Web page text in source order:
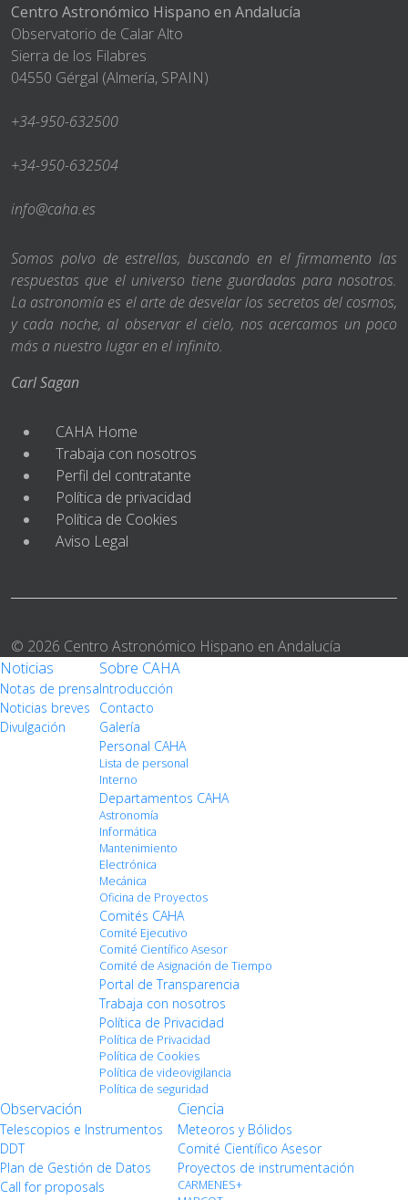
Centro Astronómico Hispano en Andalucía
Observatorio de Calar Alto
Sierra de los Filabres
04550 Gérgal (Almería, SPAIN)
+34-950-632500
+34-950-632504
info@caha.es
Somos polvo de estrellas, buscando en el firmamento las
respuestas que el universo tiene guardadas para nosotros.
La astronomía es el arte de desvelar los secretos del cosmos,
y cada noche, al observar el cielo, nos acercamos un poco
más a nuestro lugar en el infinito.
Carl Sagan
CAHA Home
Trabaja con nosotros
Perfil del contratante
Política de privacidad
Política de Cookies
Aviso Legal
© 2026 Centro Astronómico Hispano en Andalucía
Noticias
Notas de prensa
Noticias breves
Divulgación
Sobre CAHA
Introducción
Contacto
Galería
Personal CAHA
Lista de personal
Interno
Departamentos CAHA
Astronomía
Informática
Mantenimiento
Electrónica
Mecánica
Oficina de Proyectos
Comités CAHA
Comité Ejecutivo
Comité Científico Asesor
Comité de Asignación de Tiempo
Portal de Transparencia
Trabaja con nosotros
Política de Privacidad
Política de Privacidad
Política de Cookies
Política de videovigilancia
Política de seguridad
Observación
Telescopios e Instrumentos
DDT
Plan de Gestión de Datos
Call for proposals
Ciencia
Meteoros y Bólidos
Comité Científico Asesor
Proyectos de instrumentación
CARMENES+